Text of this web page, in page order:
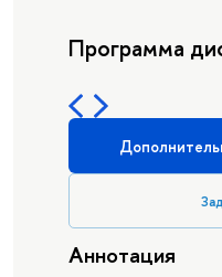
Программа
Аннотация